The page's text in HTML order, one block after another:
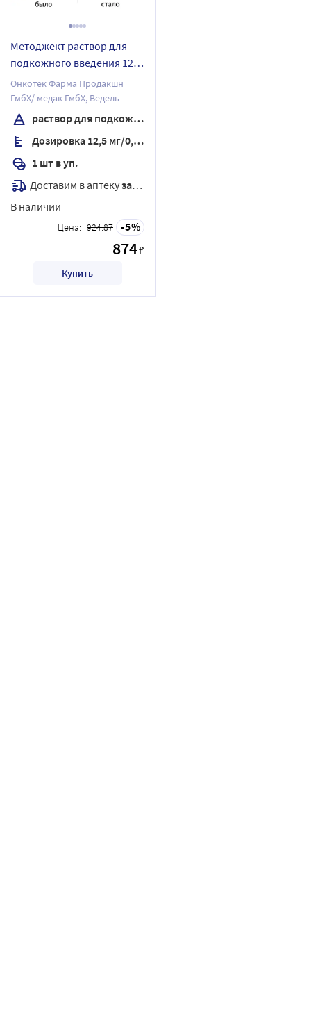
Методжект раствор для
подкожного введения 12,5
мг/0,25 мл раствор для
подкожного введения
шприц 1 шт.
Онкотек Фарма Продакшн
ГмбХ/ медак ГмбХ, Ведель
раствор для подкожного введения
Дозировка 12,5 мг/0,25 мл
1 шт в уп.
Доставим в аптекузавтра
В наличии
Цена: 924.87 5
874₽
Купить